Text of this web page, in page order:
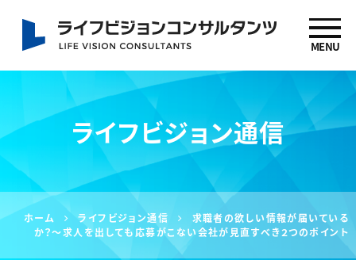
社労士 坂下信也 ライ
フビジョンコンサルタ
ンツ
MENU
ライフビジョン通信
ホーム ライフビジョン通信
求職者の欲しい情報が届いている
か？～求人を出しても応募がこない会社が見直すべき２つのポイント